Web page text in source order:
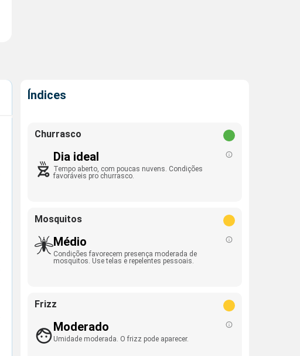
Índices
Churrasco
Dia ideal
Tempo aberto, com poucas nuvens. Condições
favoráveis pro churrasco.
Mosquitos
Médio
Condições favorecem presença moderada de
mosquitos. Use telas e repelentes pessoais.
Frizz
Moderado
Umidade moderada. O frizz pode aparecer.